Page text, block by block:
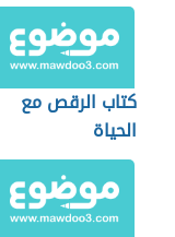
كتاب الرقص مع
الحياة